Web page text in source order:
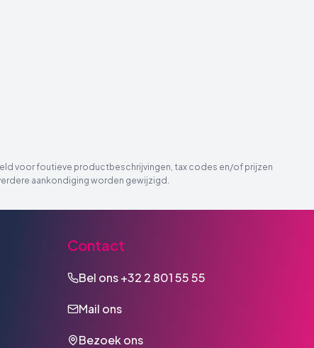
voor foutieve productbeschrijvingen, tax codes en/of prijzen
aankondiging worden gewijzigd.
Contact
Bel ons+32 2 801 55 55
Mail ons
Bezoek ons